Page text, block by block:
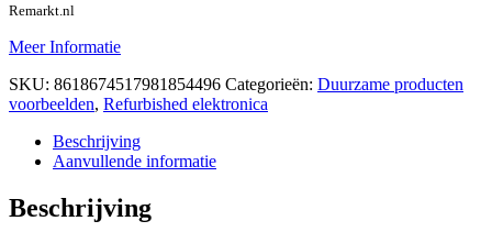
Remarkt.nl
Meer Informatie
SKU: 8618674517981854496 Categorieën: Duurzame producten
voorbeelden, Refurbished elektronica
Beschrijving
Aanvullende informatie
Beschrijving